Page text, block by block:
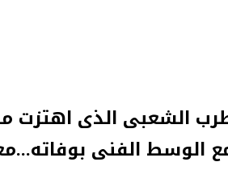
الشعبى الذى اهتزت
الوسط الفنى